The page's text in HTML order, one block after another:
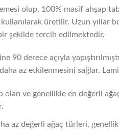
olup, 100% masif ahşap
üretilir. Uzun yıllar
şekilde tercih edilmektedir.
derece açıyla
az etkilenmesini sağlar.
ve genellikle en değerli
az değerli ağaç türleri,